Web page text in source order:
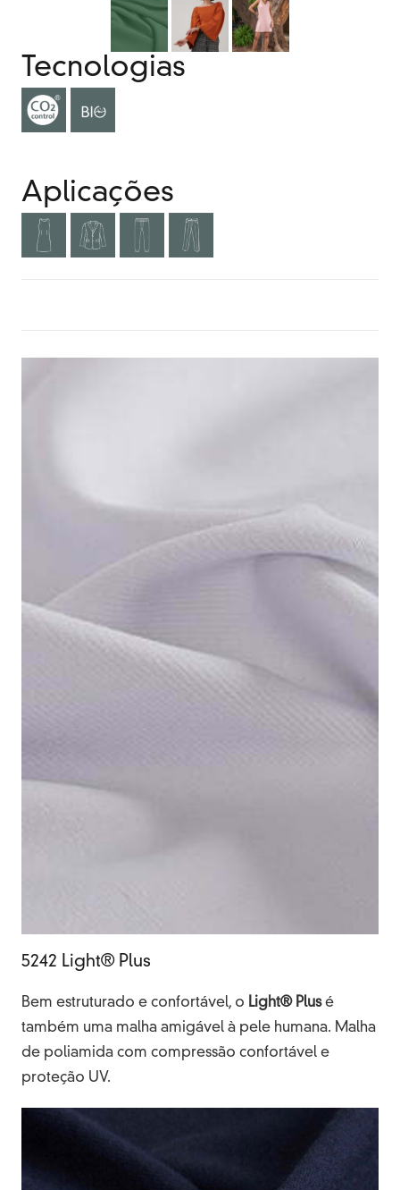
Tecnologias
Aplicações
5242 Light® Plus
Bem estruturado e confortável, o Light® Plusé
também uma malha amigável à pele humana. Malha
de poliamida com compressão confortável e
proteção UV.